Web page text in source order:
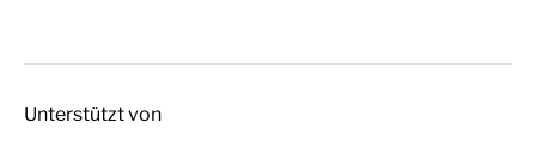
Unterstützt von